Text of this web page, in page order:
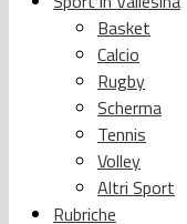
Basket
Calcio
Rugby
Scherma
Tennis
Volley
Altri Sport
Rubriche